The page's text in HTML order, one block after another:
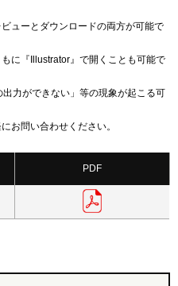
ューとダウンロードの両方が可能で
に『Illustrator』で開くことも可能で
力ができない」等の現象が起こる可
お問い合わせください。
PDF